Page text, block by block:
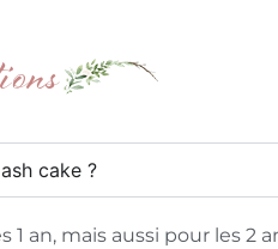
cake ?
1 an, mais aussi pour les 2